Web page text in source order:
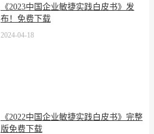
《2023中国企业敏捷实践白皮书》发
布！免费下载
2024-04-18
《2022中国企业敏捷实践白皮书》完整
版免费下载